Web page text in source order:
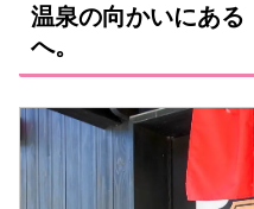
温泉の向かいにある
へ。